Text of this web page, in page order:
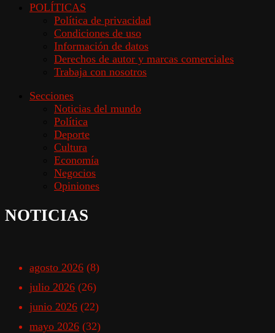
POLÍTICAS
Política de privacidad
Condiciones de uso
Información de datos
Derechos de autor y marcas comerciales
Trabaja con nosotros
Secciones
Noticias del mundo
Política
Deporte
Cultura
Economía
Negocios
Opiniones
NOTICIAS
agosto 2026 (8)
julio 2026 (26)
junio 2026 (22)
mayo 2026 (32)